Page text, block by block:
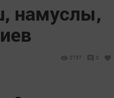
намуслы,
2737 0